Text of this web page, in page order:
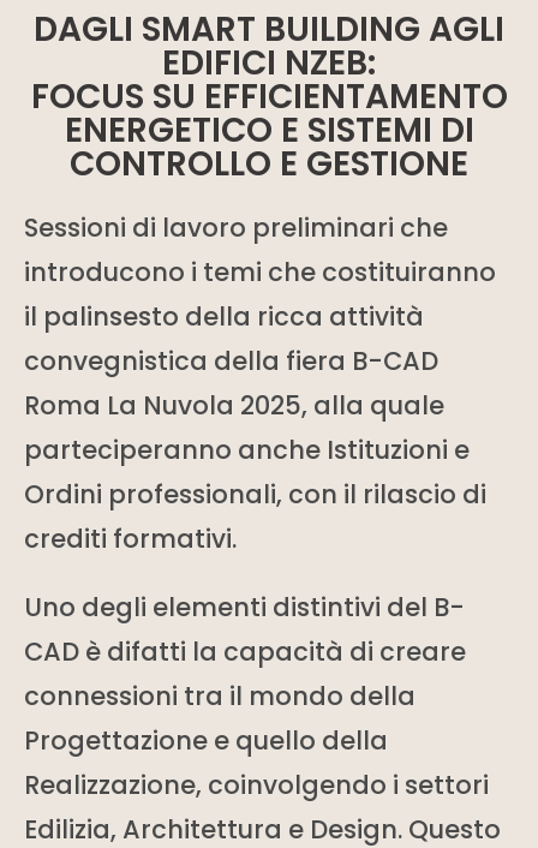
DAGLI SMART BUILDING AGLI
EDIFICI NZEB:
FOCUS SU EFFICIENTAMENTO
ENERGETICO E SISTEMI DI
CONTROLLO E GESTIONE
Sessioni di lavoro preliminari che
introducono i temi che costituiranno
il palinsesto della ricca attività
convegnistica della fiera B-CAD
Roma La Nuvola 2025, alla quale
parteciperanno anche Istituzioni e
Ordini professionali, con il rilascio di
crediti formativi.
Uno degli elementi distintivi del B-
CAD è difatti la capacità di creare
connessioni tra il mondo della
Progettazione e quello della
Realizzazione, coinvolgendo i settori
Edilizia, Architettura e Design. Questo